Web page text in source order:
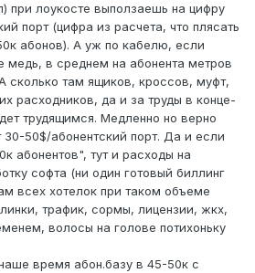
при лоукосте выползаешь на цифру
порт (цифра из расчета, что плясать
абонов). А уж по кабелю, если
медь, в среднем на абонента метров
сколько там ящиков, кроссов, муфт,
расходников, да и за труды в конце-
трудящимся. Медленно но верно
50$/абонентский порт. Да и если
абонентов", тут и расходы на
софта (ни один готовый биллинг
всех хотелок при таком объеме
трафик, сормы, лицензии, жкх,
волосы на голове потихоньку
время абон.базу в 45-50к с